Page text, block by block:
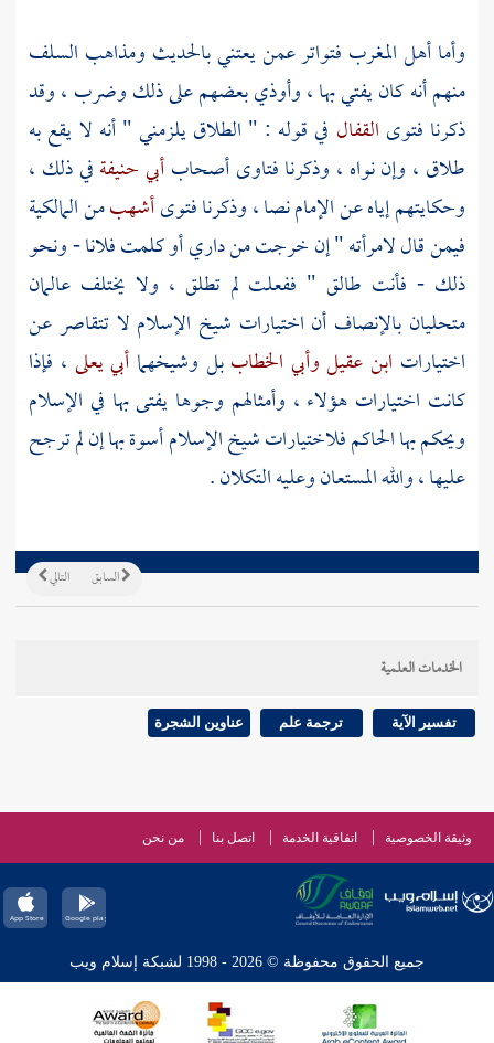
وأما أهلالمغرب فتواتر عمن يعتني بالحديث ومذاهب السلف
منهم أنه كان يفتي بها ، وأوذي بعضهم على ذلك وضرب ، وقد
ذكرنا فتوى القفال في قوله : " الطلاق يلزمني " أنه لا يقع به
طلاق ، وإن نواه ، وذكرنا فتاوى أصحابأبي حنيفةفي ذلك ،
وحكايتهم إياه عن الإمام نصا ، وذكرنا فتوىأشهبمن المالكية
فيمن قال لامرأته " إن خرجت من داري أو كلمت فلانا - ونحو
ذلك - فأنت طالق " ففعلت لم تطلق ، ولا يختلف عالمان
متحليان بالإنصاف أن اختيارات شيخ الإسلام لا تتقاصر عن
اختيارات ابن عقيلوأبي الخطاببل وشيخهما أبي يعلى ، فإذا
كانت اختيارات هؤلاء ، وأمثالهم وجوها يفتى بها في الإسلام
ويحكم بها الحاكم فلاختياراتشيخ الإسلامأسوة بها إن لم ترجح
عليها ، والله المستعان وعليه التكلان .
التالي السابق
الخدمات العلمية
تفسير الآية ترجمة علم عناوين الشجرة
وثيقة الخصوصية اتفاقية الخدمة اتصل بنا من نحن
جميع الحقوق محفوظة © 2026 - 1998 لشبكة إسلام ويب